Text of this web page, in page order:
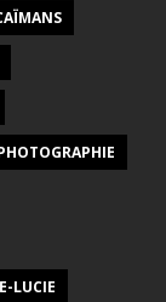
LUCIE